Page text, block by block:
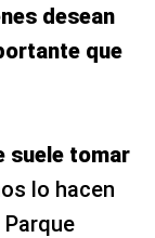
desean
que
suele tomar
lo hacen